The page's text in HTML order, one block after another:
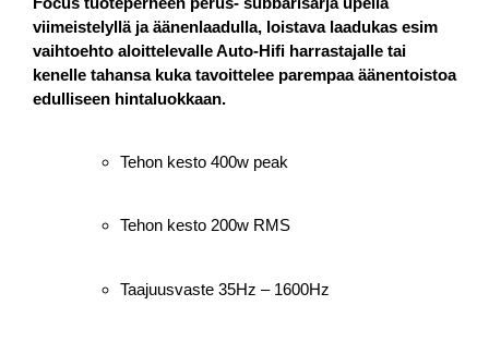
viimeistelyllä ja äänenlaadulla, loistava laadukas esim
vaihtoehto aloittelevalle Auto-Hifi harrastajalle tai
kenelle tahansa kuka tavoittelee parempaa äänentoistoa
edulliseen hintaluokkaan.
Tehon kesto 400w peak
Tehon kesto 200w RMS
Taajuusvaste 35Hz – 1600Hz